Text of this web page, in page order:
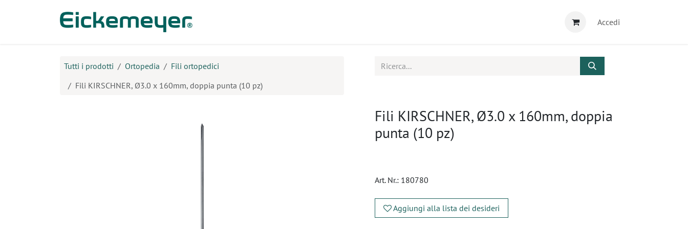
Accedi
Tutti i prodotti Ortopedia
Fili ortopedici
Fili KIRSCHNER, Ø3.0 x 160mm, doppia punta (10 pz)
Fili KIRSCHNER, Ø3.0 x 160mm, doppia
punta (10 pz)
Art. Nr.: 180780
Aggiungi alla lista dei desideri